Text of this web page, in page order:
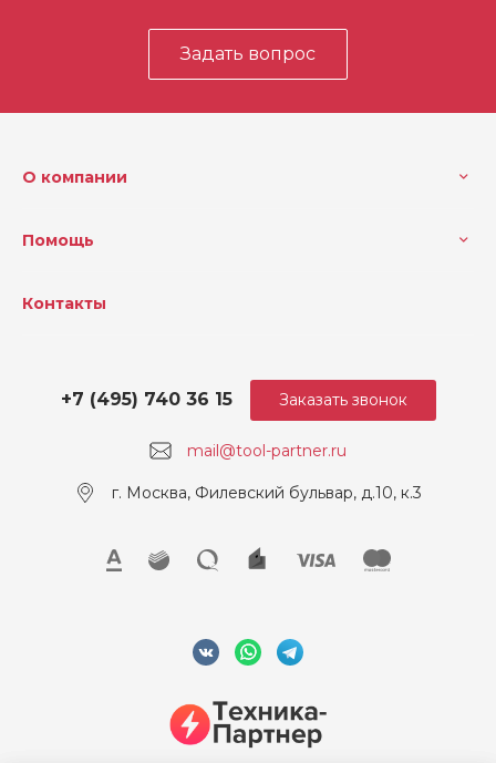
Задать вопрос
О компании
Помощь
Контакты
mail@tool-partner.ru
+7 (495) 740 36 15
г. Москва, Филевский бульвар, д.10, к.3
Заказать звонок